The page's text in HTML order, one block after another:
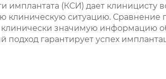
имплантата (КСИ) дает клиницисту
клиническую ситуацию. Сравнение
клинически значимую информацию
подход гарантирует успех